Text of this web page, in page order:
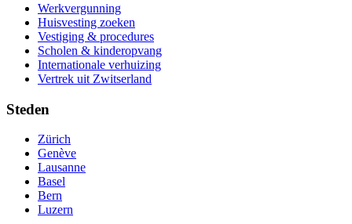
Werkvergunning
Huisvesting zoeken
Vestiging & procedures
Scholen & kinderopvang
Internationale verhuizing
Vertrek uit Zwitserland
Steden
Zürich
Genève
Lausanne
Basel
Bern
Luzern